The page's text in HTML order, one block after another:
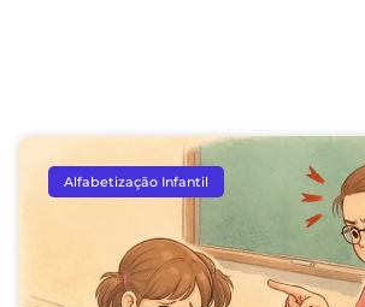
Alfabetização Infantil